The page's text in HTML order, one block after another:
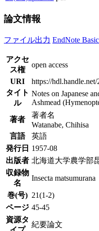
論文情報
ファイル出力 EndNote
アクセ
ス権
open access
URI
https://
タイト
ル
Notes on Japanese
Ashmead
著者
著者名
Watanabe, Chihisa
言語
英語
発行日 1957-08
出版者 北海道大学農学部
収録物
名
Insecta matsumurana
巻(号) 21(1-2)
ページ 45-45
資源タ
紀要論文